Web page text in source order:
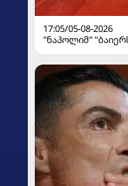
17:05/05-08-2026
"ნაპოლიმ"